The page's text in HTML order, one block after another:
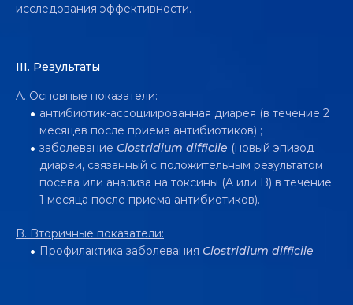
исследования эффективности.
III. Pезультаты
A. Основные показатели:
антибиотик-ассоциированная диарея (в течение 2
месяцев после приема антибиотиков) ;
заболевание Clostridium difficile (новый эпизод
диареи, связанный с положительным результатом
посева или анализа на токсины (A или B) в течение
1 месяца после приема антибиотиков).
B. Bторичные показатели:
Профилактика заболевания Clostridium difficile